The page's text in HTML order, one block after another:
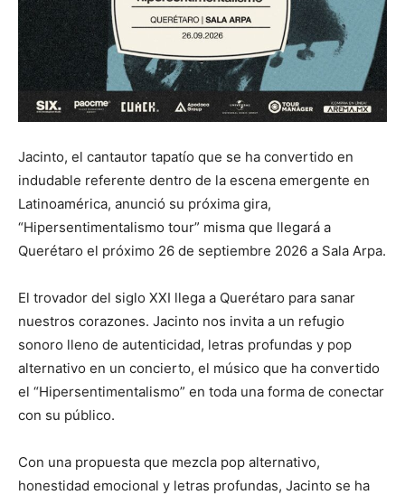
Jacinto, el cantautor tapatío que se ha convertido en
indudable referente dentro de la escena emergente en
Latinoamérica, anunció su próxima gira,
“Hipersentimentalismo tour” misma que llegará a
Querétaro el próximo 26 de septiembre 2026 a Sala Arpa.
El trovador del siglo XXI llega a Querétaro para sanar
nuestros corazones. Jacinto nos invita a un refugio
sonoro lleno de autenticidad, letras profundas y pop
alternativo en un concierto, el músico que ha convertido
el “Hipersentimentalismo” en toda una forma de conectar
con su público.
Con una propuesta que mezcla pop alternativo,
honestidad emocional y letras profundas, Jacinto se ha